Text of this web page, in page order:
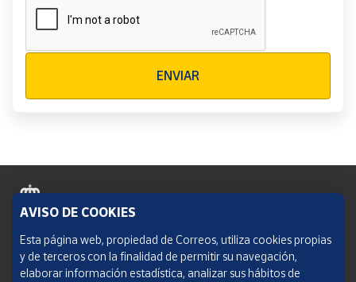
ENVIAR
Política de cookies
Aviso legal
AVISO DE COOKIES
Esta página web, propiedad de Correos, utiliza cookies propias
y de terceros con la finalidad de permitir su navegación,
elaborar información estadística, analizar sus hábitos de